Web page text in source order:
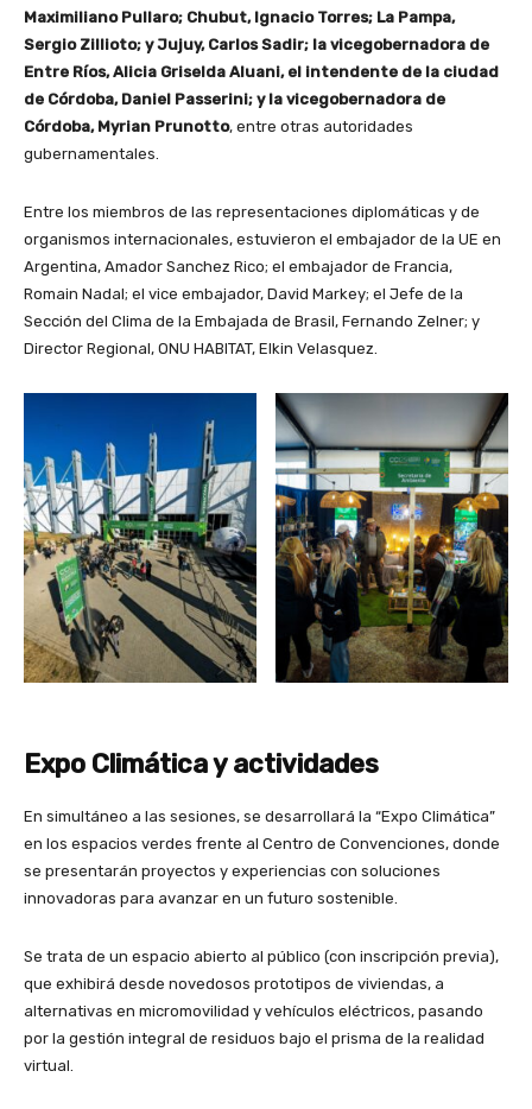
Maximiliano Pullaro; Chubut, Ignacio Torres; La Pampa,
Sergio Zillioto; y Jujuy, Carlos Sadir; la vicegobernadora de
Entre Ríos, Alicia Griselda Aluani, el intendente de la ciudad
de Córdoba, Daniel Passerini; y la vicegobernadora de
Córdoba, Myrian Prunotto, entre otras autoridades
gubernamentales.
Entre los miembros de las representaciones diplomáticas y de
organismos internacionales, estuvieron el embajador de la UE en
Argentina, Amador Sanchez Rico; el embajador de Francia,
Romain Nadal; el vice embajador, David Markey; el Jefe de la
Sección del Clima de la Embajada de Brasil, Fernando Zelner; y
Director Regional, ONU HABITAT, Elkin Velasquez.
Expo Climática y actividades
En simultáneo a las sesiones, se desarrollará la “Expo Climática”
en los espacios verdes frente al Centro de Convenciones, donde
se presentarán proyectos y experiencias con soluciones
innovadoras para avanzar en un futuro sostenible.
Se trata de un espacio abierto al público (con inscripción previa),
que exhibirá desde novedosos prototipos de viviendas, a
alternativas en micromovilidad y vehículos eléctricos, pasando
por la gestión integral de residuos bajo el prisma de la realidad
virtual.